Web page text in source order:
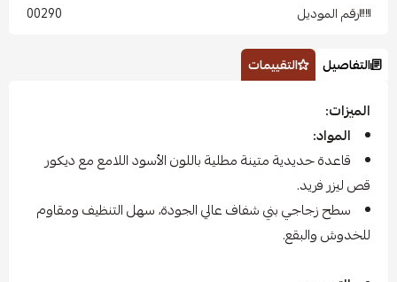
رقم الموديل 00290
التفاصيل التقييمات
الميزات:
المواد:
قاعدة حديدية متينة مطلية باللون الأسود اللامع مع ديكور
قص ليزر فريد.
سطح زجاجي بني شفاف عالي الجودة، سهل التنظيف ومقاوم
للخدوش والبقع.